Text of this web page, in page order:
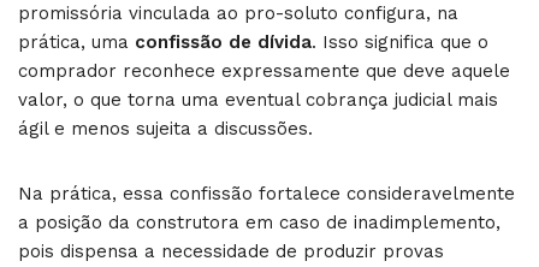
promissória vinculada ao pro-soluto configura, na
prática, uma confissão de dívida. Isso significa que o
comprador reconhece expressamente que deve aquele
valor, o que torna uma eventual cobrança judicial mais
ágil e menos sujeita a discussões.
Na prática, essa confissão fortalece consideravelmente
a posição da construtora em caso de inadimplemento,
pois dispensa a necessidade de produzir provas